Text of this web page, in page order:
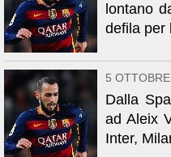
lontano
defila per
5
Dalla
ad Aleix
Inter,